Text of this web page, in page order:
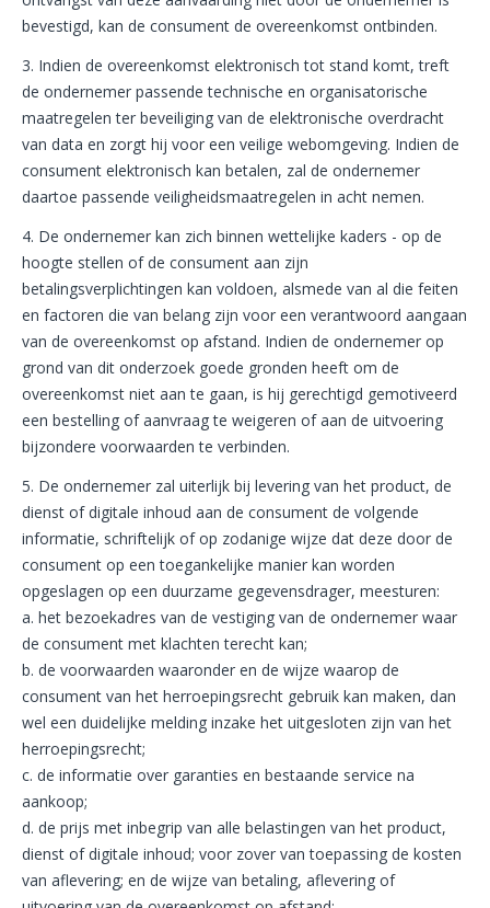
bevestigd, kan de consument de overeenkomst ontbinden.
3. Indien de overeenkomst elektronisch tot stand komt, treft
de ondernemer passende technische en organisatorische
maatregelen ter beveiliging van de elektronische overdracht
van data en zorgt hij voor een veilige webomgeving. Indien de
consument elektronisch kan betalen, zal de ondernemer
daartoe passende veiligheidsmaatregelen in acht nemen.
4. De ondernemer kan zich binnen wettelijke kaders - op de
hoogte stellen of de consument aan zijn
betalingsverplichtingen kan voldoen, alsmede van al die feiten
en factoren die van belang zijn voor een verantwoord aangaan
van de overeenkomst op afstand. Indien de ondernemer op
grond van dit onderzoek goede gronden heeft om de
overeenkomst niet aan te gaan, is hij gerechtigd gemotiveerd
een bestelling of aanvraag te weigeren of aan de uitvoering
bijzondere voorwaarden te verbinden.
5. De ondernemer zal uiterlijk bij levering van het product, de
dienst of digitale inhoud aan de consument de volgende
informatie, schriftelijk of op zodanige wijze dat deze door de
consument op een toegankelijke manier kan worden
opgeslagen op een duurzame gegevensdrager, meesturen:
a. het bezoekadres van de vestiging van de ondernemer waar
de consument met klachten terecht kan;
b. de voorwaarden waaronder en de wijze waarop de
consument van het herroepingsrecht gebruik kan maken, dan
wel een duidelijke melding inzake het uitgesloten zijn van het
herroepingsrecht;
c. de informatie over garanties en bestaande service na
aankoop;
d. de prijs met inbegrip van alle belastingen van het product,
dienst of digitale inhoud; voor zover van toepassing de kosten
van aflevering; en de wijze van betaling, aflevering of